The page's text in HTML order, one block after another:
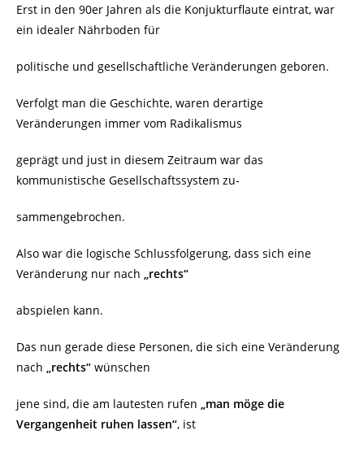
Erst in den 90er Jahren als die Konjukturflaute eintrat, war
ein idealer Nährboden für
politische und gesellschaftliche Veränderungen geboren.
Verfolgt man die Geschichte, waren derartige
Veränderungen immer vom Radikalismus
geprägt und just in diesem Zeitraum war das
kommunistische Gesellschaftssystem zu-
sammengebrochen.
Also war die logische Schlussfolgerung, dass sich eine
Veränderung nur nach „rechts“
abspielen kann.
Das nun gerade diese Personen, die sich eine Veränderung
nach „rechts“ wünschen
jene sind, die am lautesten rufen „man möge die
Vergangenheit ruhen lassen“, ist